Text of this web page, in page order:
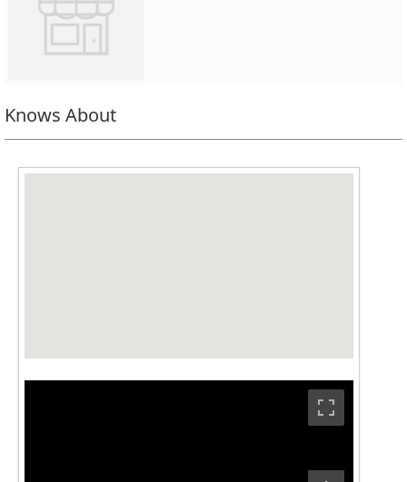
Knows About